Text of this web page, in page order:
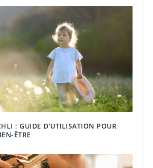
: GUIDE D’UTILISATION POUR
ÊTRE